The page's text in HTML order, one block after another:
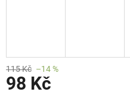
115 Kč –14 %
98 Kč